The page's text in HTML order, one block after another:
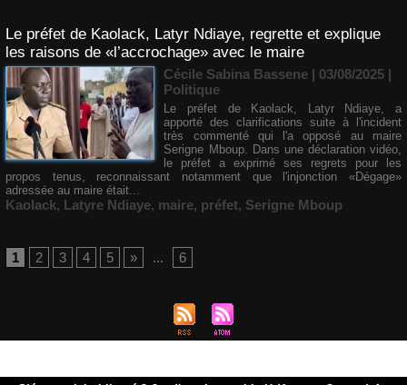
Le préfet de Kaolack, Latyr Ndiaye, regrette et explique
les raisons de «l’accrochage» avec le maire
Cécile Sabina Bassene | 03/08/2025 |
Politique
Le préfet de Kaolack, Latyr Ndiaye, a
apporté des clarifications suite à l'incident
très commenté qui l'a opposé au maire
Serigne Mboup. Dans une déclaration vidéo,
le préfet a exprimé ses regrets pour les
propos tenus, reconnaissant notamment que l'injonction «Dégage»
adressée au maire était...
Kaolack, Latyre Ndiaye, maire, préfet, Serigne Mboup
1 2 3 4 5 » ... 6